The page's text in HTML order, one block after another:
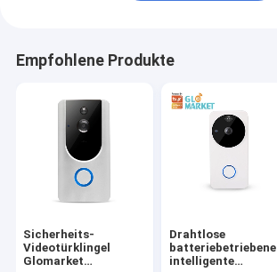
Empfohlene Produkte
Sicherheits-
Videotürklingel
Glomarket
Drahtlose
batteriebetriebene
intelligente